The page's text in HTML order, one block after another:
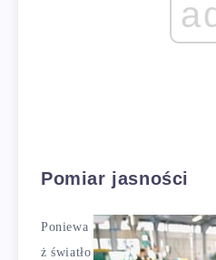
Pomiar jasności
Poniewa
ż światło